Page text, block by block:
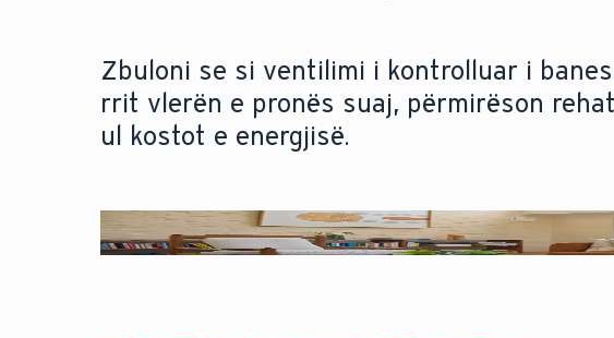
Zbuloni se si ventilimi i kontrolluar i
rrit vlerën e pronës suaj, përmirëson
ul kostot e energjisë.